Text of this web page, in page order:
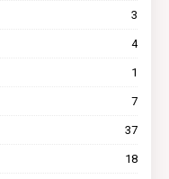
3
4
1
7
37
18